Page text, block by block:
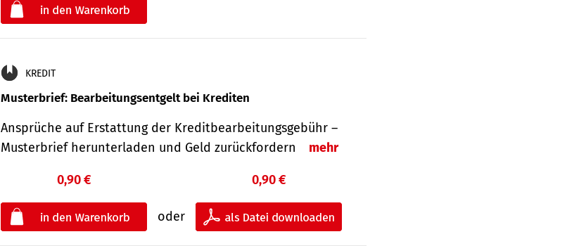
KREDIT
Musterbrief: Bearbeitungsentgelt bei Krediten
Ansprüche auf Erstattung der Kreditbearbeitungsgebühr –
Musterbrief herunterladen und Geld zurückfordern
mehr
0,90 €
oder
0,90 €